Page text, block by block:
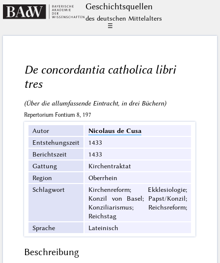
Geschichts­quellen
des deutschen Mittelalters
☰
De concordantia catholica libri
tres
(Über die allumfassende Eintracht, in drei Büchern)
Repertorium Fontium 8, 197
Autor
Nicolaus de Cusa
Entstehungszeit
1433
Berichtszeit
1433
Gattung
Kirchentraktat
Region
Oberrhein
Schlagwort
Kirchenreform; Ekklesiologie;
Konzil von Basel; Papst/Konzil;
Konziliarismus; Reichsreform;
Reichstag
Sprache
Lateinisch
Beschreibung